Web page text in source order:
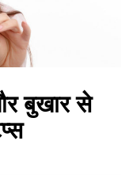
बुखार से